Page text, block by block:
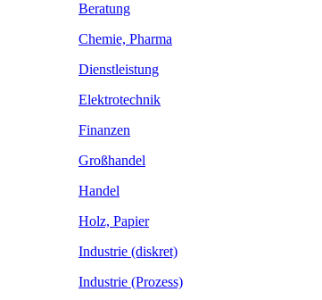
Beratung
Chemie, Pharma
Dienstleistung
Elektrotechnik
Finanzen
Großhandel
Handel
Holz, Papier
Industrie (diskret)
Industrie (Prozess)